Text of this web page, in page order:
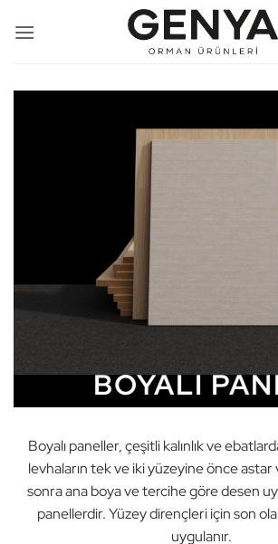
atla
BOYALI
Boyalı paneller, çeşitli kalınlık ve
levhaların tek ve iki yüzeyine önce
sonra ana boya ve tercihe göre desen
panellerdir. Yüzey dirençleri için son
uygulanır.